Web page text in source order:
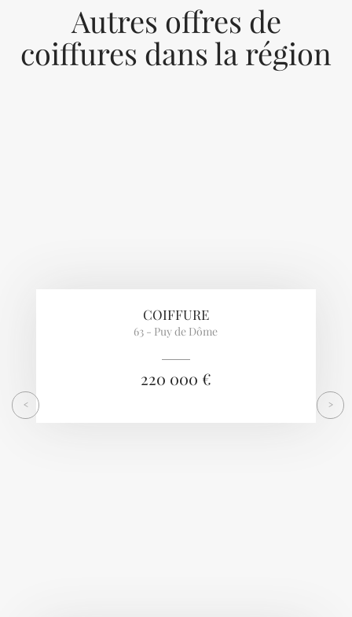
Autres offres de
coiffures dans la région
COIFFURE
63 - Puy de Dôme
220 000 €
< >